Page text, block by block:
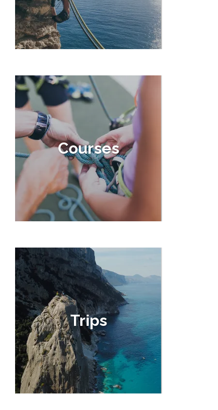
Courses
Trips